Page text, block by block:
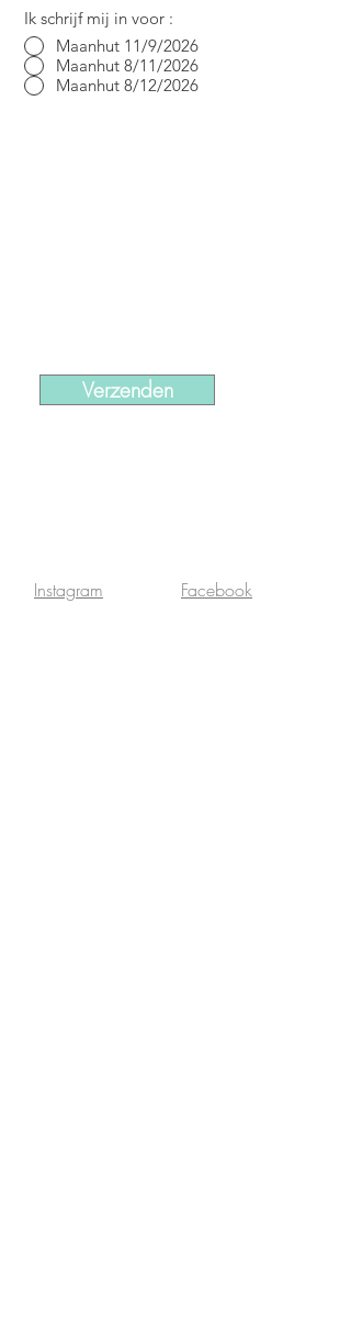
Ik schrijf mij in voor :
Maanhut 11/9/2026
Maanhut 8/11/2026
Maanhut 8/12/2026
Verzenden
Instagram Facebook